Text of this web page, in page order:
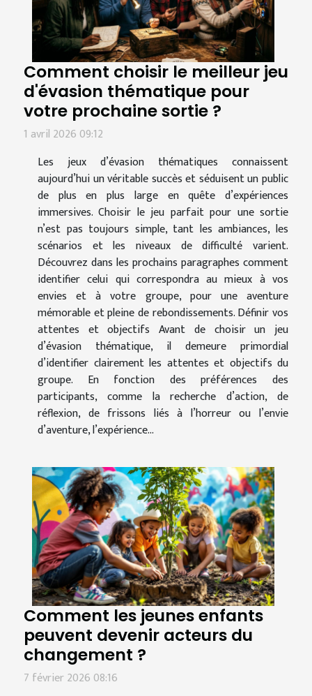
Comment choisir le meilleur jeu
d'évasion thématique pour
votre prochaine sortie ?
1 avril 2026 09:12
Les jeux d’évasion thématiques connaissent
aujourd’hui un véritable succès et séduisent un public
de plus en plus large en quête d’expériences
immersives. Choisir le jeu parfait pour une sortie
n’est pas toujours simple, tant les ambiances, les
scénarios et les niveaux de difficulté varient.
Découvrez dans les prochains paragraphes comment
identifier celui qui correspondra au mieux à vos
envies et à votre groupe, pour une aventure
mémorable et pleine de rebondissements. Définir vos
attentes et objectifs Avant de choisir un jeu
d’évasion thématique, il demeure primordial
d’identifier clairement les attentes et objectifs du
groupe. En fonction des préférences des
participants, comme la recherche d’action, de
réflexion, de frissons liés à l’horreur ou l’envie
d’aventure, l’expérience...
Comment les jeunes enfants
peuvent devenir acteurs du
changement ?
7 février 2026 08:16